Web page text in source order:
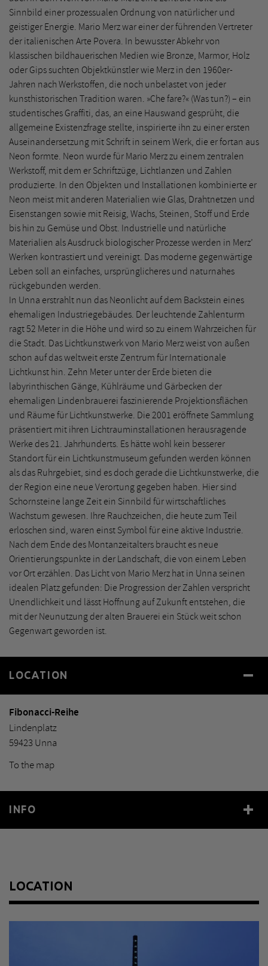
Sinnbild einer prozessualen Ordnung von natürlicher und
geistiger Energie. Mario Merz war einer der führenden Vertreter
der italienischen Arte Povera. In bewusster Abkehr von
klassischen bildhauerischen Medien wie Bronze, Marmor, Holz
oder Gips suchten Objektkünstler wie Merz in den 1960er-
Jahren nach Werkstoffen, die noch unbelastet von jeder
kunsthistorischen Tradition waren. »Che fare?« (Was tun?) – ein
studentisches Graffiti, das, an eine Hauswand gesprüht, die
allgemeine Existenzfrage stellte, inspirierte ihn zu einer ersten
Auseinandersetzung mit Schrift in seinem Werk, die er fortan aus
Neon formte. Neon wurde für Mario Merz zu einem zentralen
Werkstoff, mit dem er Schriftzüge, Lichtlanzen und Zahlen
produzierte. In den Objekten und Installationen kombinierte er
Neon meist mit anderen Materialien wie Glas, Drahtnetzen und
Eisenstangen sowie mit Reisig, Wachs, Steinen, Stoff und Erde
bis hin zu Gemüse und Obst. Industrielle und natürliche
Materialien als Ausdruck biologischer Prozesse werden in Merz’
Werken kontrastiert und vereinigt. Das moderne gegenwärtige
Leben soll an einfaches, ursprünglicheres und naturnahes
rückgebunden werden.
In Unna erstrahlt nun das Neonlicht auf dem Backstein eines
ehemaligen Industriegebäudes. Der leuchtende Zahlenturm
ragt 52 Meter in die Höhe und wird so zu einem Wahrzeichen für
die Stadt. Das Lichtkunstwerk von Mario Merz weist von außen
schon auf das weltweit erste Zentrum für Internationale
Lichtkunst hin. Zehn Meter unter der Erde bieten die
labyrinthischen Gänge, Kühlräume und Gärbecken der
ehemaligen Lindenbrauerei faszinierende Projektionsflächen
und Räume für Lichtkunstwerke. Die 2001 eröffnete Sammlung
präsentiert mit ihren Lichtrauminstallationen herausragende
Werke des 21. Jahrhunderts. Es hätte wohl kein besserer
Standort für ein Lichtkunstmuseum gefunden werden können
als das Ruhrgebiet, sind es doch gerade die Lichtkunstwerke, die
der Region eine neue Verortung gegeben haben. Hier sind
Schornsteine lange Zeit ein Sinnbild für wirtschaftliches
Wachstum gewesen. Ihre Rauchzeichen, die heute zum Teil
erloschen sind, waren einst Symbol für eine aktive Industrie.
Nach dem Ende des Montanzeitalters braucht es neue
Orientierungspunkte in der Landschaft, die von einem Leben
vor Ort erzählen. Das Licht von Mario Merz hat in Unna seinen
idealen Platz gefunden: Die Progression der Zahlen verspricht
Unendlichkeit und lässt Hoffnung auf Zukunft entstehen, die
mit der Neunutzung der alten Brauerei ein Stück weit schon
Gegenwart geworden ist.
LOCATION
Fibonacci-Reihe
Lindenplatz
59423 Unna
To the map
INFO
LOCATION